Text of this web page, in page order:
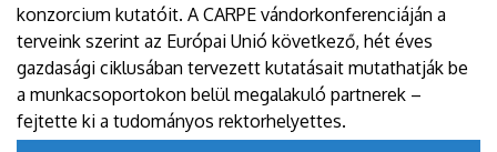
konzorcium kutatóit. A CARPE vándorkonferenciáján a
terveink szerint az Európai Unió következő, hét éves
gazdasági ciklusában tervezett kutatásait mutathatják be
a munkacsoportokon belül megalakuló partnerek –
fejtette ki a tudományos rektorhelyettes.